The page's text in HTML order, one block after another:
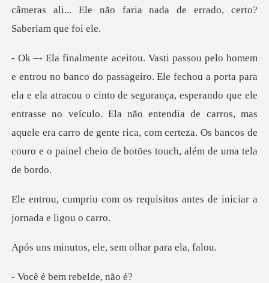
e ela atracou o cinto de segurança, esperando que ele
entrasse no veículo. Ela não entendia de carros, mas
aquele e
requisitos antes de iniciar
, ele, sem olhar
bem rebel